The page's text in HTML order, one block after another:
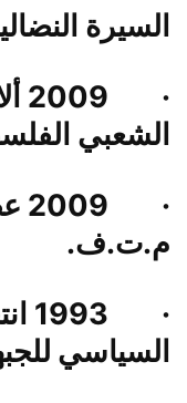
السيرة
·
الشعبي
·
م.ت.ف.
·
السياسي